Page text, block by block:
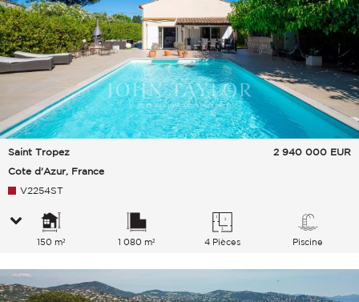
Saint Tropez
Cote d'Azur, France
2 940 000 EUR
V2254ST
150 m² 1 080 m² 4 Pièces Piscine